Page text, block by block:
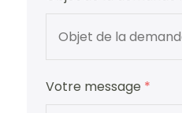
Votre message *